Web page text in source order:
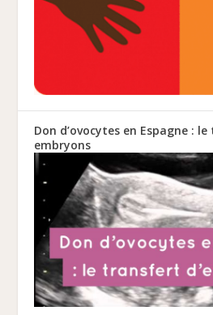
Don d’ovocytes en Espagne :
embryons